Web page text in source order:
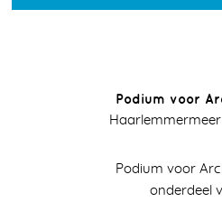
Podium voor
Haarlemmermeer
Podium voor
onderdeel